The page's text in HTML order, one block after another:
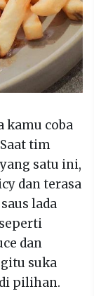
kamu coba
tim
satu ini,
dan terasa
lada
dan
suka
pilihan.